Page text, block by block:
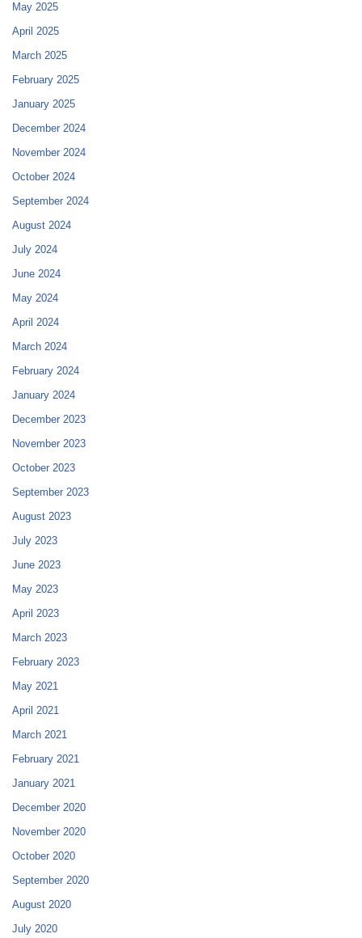
May 2025
April 2025
March 2025
February 2025
January 2025
December 2024
November 2024
October 2024
September 2024
August 2024
July 2024
June 2024
May 2024
April 2024
March 2024
February 2024
January 2024
December 2023
November 2023
October 2023
September 2023
August 2023
July 2023
June 2023
May 2023
April 2023
March 2023
February 2023
May 2021
April 2021
March 2021
February 2021
January 2021
December 2020
November 2020
October 2020
September 2020
August 2020
July 2020